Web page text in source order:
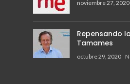
noviembre 27, 2020
Repensando
Tamames
octubre 29, 2020